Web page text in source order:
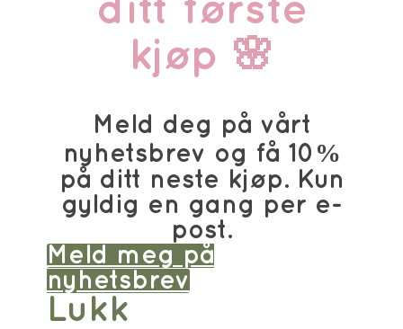
ditt første
kjøp 🌸
Meld deg på vårt
nyhetsbrev og få 10%
på ditt neste kjøp. Kun
gyldig en gang per e-
post.
Meld meg på
nyhetsbrev
Lukk